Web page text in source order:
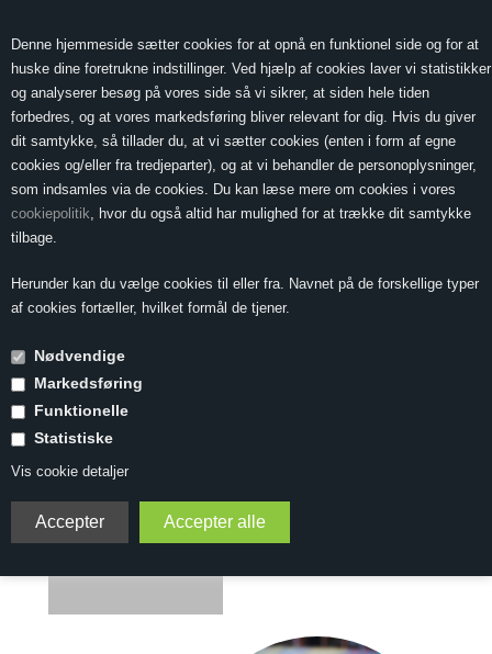
Denne hjemmeside sætter cookies for at opnå en funktionel side og for at
huske dine foretrukne indstillinger. Ved hjælp af cookies laver vi statistikker
og analyserer besøg på vores side så vi sikrer, at siden hele tiden
forbedres, og at vores markedsføring bliver relevant for dig. Hvis du giver
dit samtykke, så tillader du, at vi sætter cookies (enten i form af egne
cookies og/eller fra tredjeparter), og at vi behandler de personoplysninger,
som indsamles via de cookies. Du kan læse mere om cookies i vores
cookiepolitik, hvor du også altid har mulighed for at trække dit samtykke
tilbage.
Herunder kan du vælge cookies til eller fra. Navnet på de forskellige typer
af cookies fortæller, hvilket formål de tjener.
Nødvendige
Markedsføring
Funktionelle
Statistiske
Vis cookie detaljer
0,00
MENU
Citronsoufflé
2 personer
Ingredienser:
2 æg
3 spsk sukker
1 spsk flormelis